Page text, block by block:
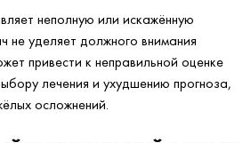
неполную или искажённую
уделяет должного внимания
привести к неправильной оценке
лечения и ухудшению прогноза,
осложнений.